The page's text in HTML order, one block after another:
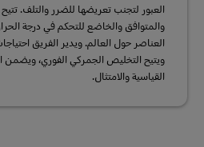
والمتوافق والخاضع للتحكم في درجة
العناصر حول العالم. ويدير الفريق
ويتيح التخليص الجمركي الفوري، ويضمن
القياسية والامتثال.